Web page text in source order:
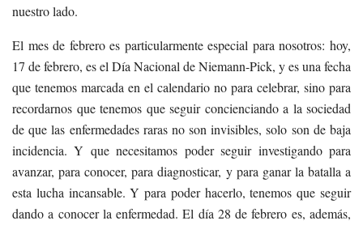
nuestro lado.
El mes de febrero es particularmente especial para nosotros: hoy,
17 de febrero, es el Día Nacional de Niemann-Pick, y es una fecha
que tenemos marcada en el calendario no para celebrar, sino para
recordarnos que tenemos que seguir concienciando a la sociedad
de que las enfermedades raras no son invisibles, solo son de baja
incidencia. Y que necesitamos poder seguir investigando para
avanzar, para conocer, para diagnosticar, y para ganar la batalla a
esta lucha incansable. Y para poder hacerlo, tenemos que seguir
dando a conocer la enfermedad. El día 28 de febrero es, además,